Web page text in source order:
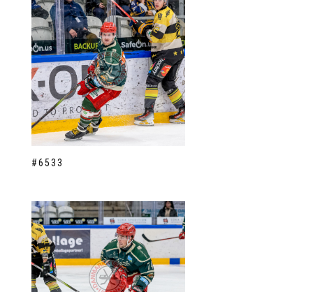
#6533